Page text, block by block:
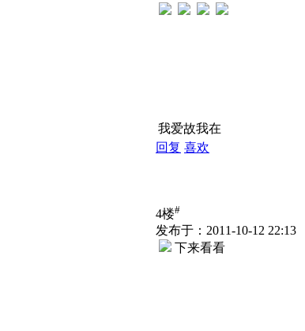
我爱故我在
回复 喜欢
4楼#
发布于：2011-10-12 22:13
下来看看